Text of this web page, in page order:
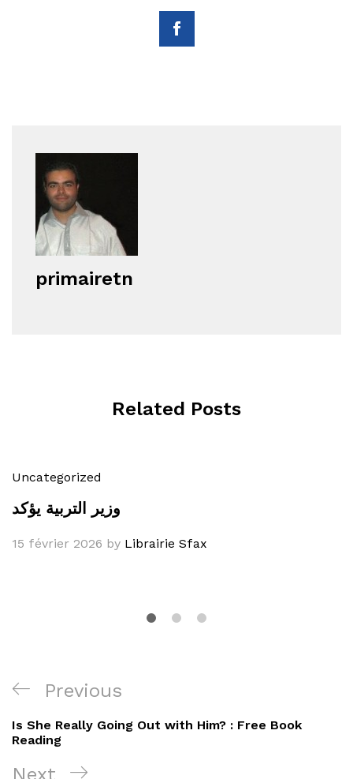
primairetn
Related Posts
Uncategorized
وزير التربية يؤكد
15 février 2026 by Librairie Sfax
Navigation
de
l’article
Previous
Post
Previous
Is She Really Going Out with Him? : Free Book
Reading
Next
Next